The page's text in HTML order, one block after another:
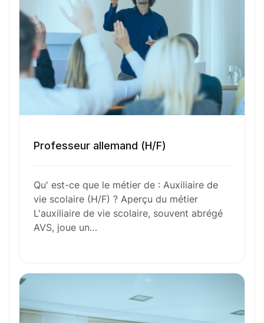
Ces métiers peuvent vous intéresser
Toutes nos fiches métiers
Envie de commencer
l’aventure avec
Déposez votrecandidature
spontanée
Votre nom
Professeur allemand (H/F)
Qu' est-ce que le métier de : Auxiliaire de
vie scolaire (H/F) ? Aperçu du métier
L'auxiliaire de vie scolaire, souvent abrégé
AVS, joue un…